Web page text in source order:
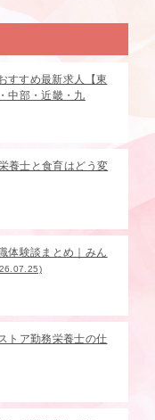
すすめ最新求人【東
中部・近畿・九
養士と食育はどう変
体験談まとめ｜みん
トア勤務栄養士の仕